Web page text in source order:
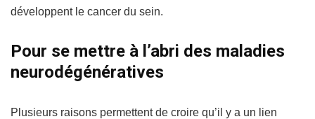
développent le cancer du sein.
Pour se mettre à l’abri des maladies
neurodégénératives
Plusieurs raisons permettent de croire qu’il y a un lien